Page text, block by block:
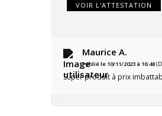
VOIR L'ATTESTATION
Maurice A.
Publié le 10/11/2023 à 16:48
Super produit à prix